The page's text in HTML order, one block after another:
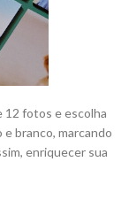
12 fotos e escolha
branco, marcando
enriquecer sua